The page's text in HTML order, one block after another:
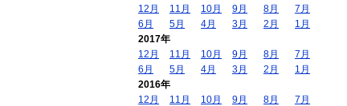
12月
11月 10月 9月 8月
7月
6月
5月 4月 3月 2月
1月
2017年
12月
11月 10月 9月 8月
7月
6月
5月 4月 3月 2月
1月
2016年
12月
11月 10月 9月 8月
7月